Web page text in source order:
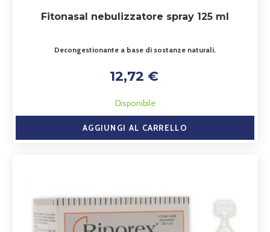
Fitonasal nebulizzatore spray 125 ml
Decongestionante a base di sostanze naturali.
12,72 €
Disponibile
AGGIUNGI AL CARRELLO